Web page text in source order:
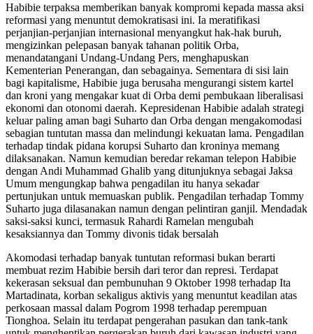
Habibie terpaksa memberikan banyak kompromi kepada massa aksi
reformasi yang menuntut demokratisasi ini. Ia meratifikasi
perjanjian-perjanjian internasional menyangkut hak-hak buruh,
mengizinkan pelepasan banyak tahanan politik Orba,
menandatangani Undang-Undang Pers, menghapuskan
Kementerian Penerangan, dan sebagainya. Sementara di sisi lain
bagi kapitalisme, Habibie juga berusaha mengurangi sistem kartel
dan kroni yang mengakar kuat di Orba demi pembukaan liberalisasi
ekonomi dan otonomi daerah. Kepresidenan Habibie adalah strategi
keluar paling aman bagi Suharto dan Orba dengan mengakomodasi
sebagian tuntutan massa dan melindungi kekuatan lama. Pengadilan
terhadap tindak pidana korupsi Suharto dan kroninya memang
dilaksanakan. Namun kemudian beredar rekaman telepon Habibie
dengan Andi Muhammad Ghalib yang ditunjuknya sebagai Jaksa
Umum mengungkap bahwa pengadilan itu hanya sekadar
pertunjukan untuk memuaskan publik. Pengadilan terhadap Tommy
Suharto juga dilasanakan namun dengan pelintiran ganjil. Mendadak
saksi-saksi kunci, termasuk Rahardi Ramelan mengubah
kesaksiannya dan Tommy divonis tidak bersalah
Akomodasi terhadap banyak tuntutan reformasi bukan berarti
membuat rezim Habibie bersih dari teror dan represi. Terdapat
kekerasan seksual dan pembunuhan 9 Oktober 1998 terhadap Ita
Martadinata, korban sekaligus aktivis yang menuntut keadilan atas
perkosaan massal dalam Pogrom 1998 terhadap perempuan
Tionghoa. Selain itu terdapat pengerahan pasukan dan tank-tank